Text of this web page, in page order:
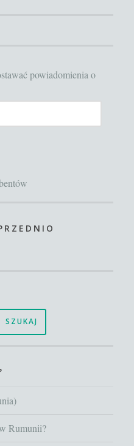
powiadomienia o
SZUKAJ
Rumunii?